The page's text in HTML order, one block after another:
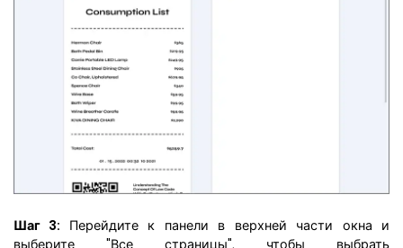
Шаг 3: Перейдите к панели в верхней части окна и
выберите "Все страницы", чтобы выбрать